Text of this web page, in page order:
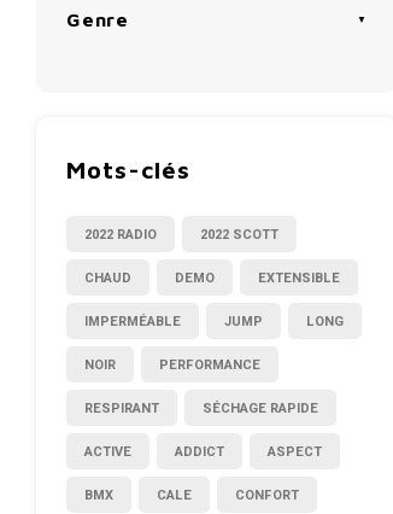
Genre
Mots-clés
2022 RADIO 2022 SCOTT
CHAUD DEMO EXTENSIBLE
IMPERMÉABLE JUMP LONG
NOIR PERFORMANCE
RESPIRANT SÉCHAGE RAPIDE
ACTIVE ADDICT ASPECT
BMX CALE CONFORT